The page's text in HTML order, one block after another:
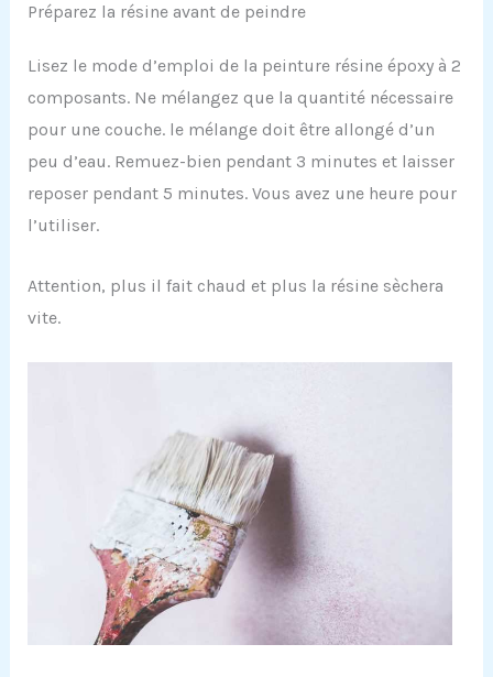
Préparez la résine avant de peindre
Lisez le mode d’emploi de la peinture résine époxy à 2
composants. Ne mélangez que la quantité nécessaire
pour une couche. le mélange doit être allongé d’un
peu d’eau. Remuez-bien pendant 3 minutes et laisser
reposer pendant 5 minutes. Vous avez une heure pour
l’utiliser.
Attention, plus il fait chaud et plus la résine sèchera
vite.